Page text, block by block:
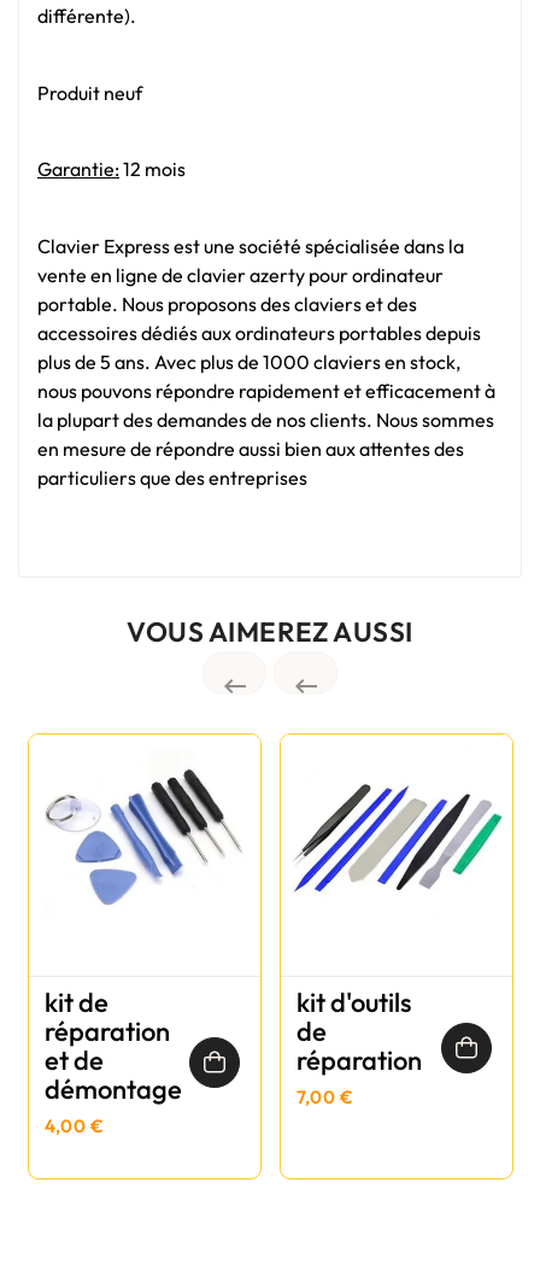
différente).
Produit neuf
Garantie:12 mois
Clavier Express est une société spécialisée dans la
vente en ligne de clavier azerty pour ordinateur
portable. Nous proposons des claviers et des
accessoires dédiés aux ordinateurs portables depuis
plus de 5 ans. Avec plus de 1000 claviers en stock,
nous pouvons répondre rapidement et efficacement à
la plupart des demandes de nos clients. Nous sommes
en mesure de répondre aussi bien aux attentes des
particuliers que des entreprises
VOUS AIMEREZ AUSSI
 
kit de
réparation
et de
démontage
4,00 €
kit d'outils
de
réparation
7,00 €